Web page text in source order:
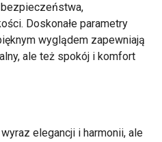
Doskonałe parametry
wyglądem zapewniają
ale też spokój i komfort
elegancji i harmonii, ale